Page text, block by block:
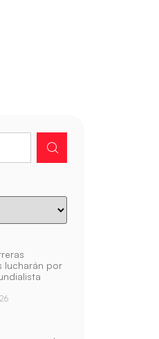
lucharán por